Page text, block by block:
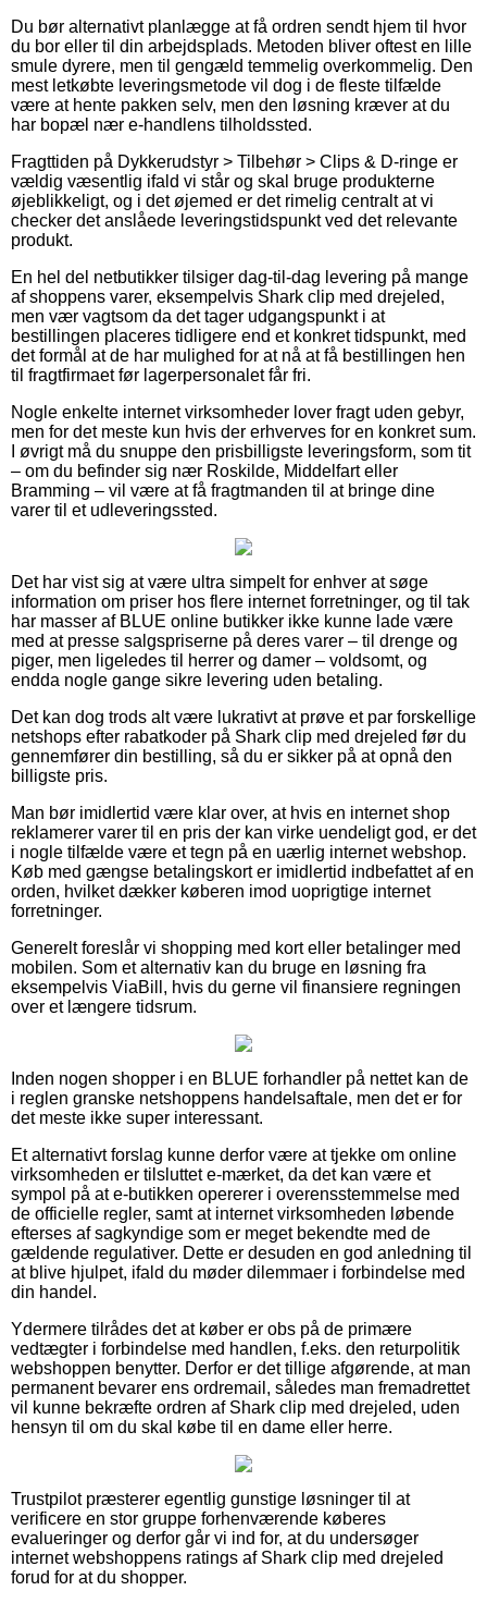
Du bør alternativt planlægge at få ordren sendt hjem til hvor
du bor eller til din arbejdsplads. Metoden bliver oftest en lille
smule dyrere, men til gengæld temmelig overkommelig. Den
mest letkøbte leveringsmetode vil dog i de fleste tilfælde
være at hente pakken selv, men den løsning kræver at du
har bopæl nær e-handlens tilholdssted.
Fragttiden på Dykkerudstyr > Tilbehør > Clips & D-ringe er
vældig væsentlig ifald vi står og skal bruge produkterne
øjeblikkeligt, og i det øjemed er det rimelig centralt at vi
checker det anslåede leveringstidspunkt ved det relevante
produkt.
En hel del netbutikker tilsiger dag-til-dag levering på mange
af shoppens varer, eksempelvis Shark clip med drejeled,
men vær vagtsom da det tager udgangspunkt i at
bestillingen placeres tidligere end et konkret tidspunkt, med
det formål at de har mulighed for at nå at få bestillingen hen
til fragtfirmaet før lagerpersonalet får fri.
Nogle enkelte internet virksomheder lover fragt uden gebyr,
men for det meste kun hvis der erhverves for en konkret sum.
I øvrigt må du snuppe den prisbilligste leveringsform, som tit
– om du befinder sig nær Roskilde, Middelfart eller
Bramming – vil være at få fragtmanden til at bringe dine
varer til et udleveringssted.
Det har vist sig at være ultra simpelt for enhver at søge
information om priser hos flere internet forretninger, og til tak
har masser af BLUE online butikker ikke kunne lade være
med at presse salgspriserne på deres varer – til drenge og
piger, men ligeledes til herrer og damer – voldsomt, og
endda nogle gange sikre levering uden betaling.
Det kan dog trods alt være lukrativt at prøve et par forskellige
netshops efter rabatkoder på Shark clip med drejeled før du
gennemfører din bestilling, så du er sikker på at opnå den
billigste pris.
Man bør imidlertid være klar over, at hvis en internet shop
reklamerer varer til en pris der kan virke uendeligt god, er det
i nogle tilfælde være et tegn på en uærlig internet webshop.
Køb med gængse betalingskort er imidlertid indbefattet af en
orden, hvilket dækker køberen imod uoprigtige internet
forretninger.
Generelt foreslår vi shopping med kort eller betalinger med
mobilen. Som et alternativ kan du bruge en løsning fra
eksempelvis ViaBill, hvis du gerne vil finansiere regningen
over et længere tidsrum.
Inden nogen shopper i en BLUE forhandler på nettet kan de
i reglen granske netshoppens handelsaftale, men det er for
det meste ikke super interessant.
Et alternativt forslag kunne derfor være at tjekke om online
virksomheden er tilsluttet e-mærket, da det kan være et
sympol på at e-butikken opererer i overensstemmelse med
de officielle regler, samt at internet virksomheden løbende
efterses af sagkyndige som er meget bekendte med de
gældende regulativer. Dette er desuden en god anledning til
at blive hjulpet, ifald du møder dilemmaer i forbindelse med
din handel.
Ydermere tilrådes det at køber er obs på de primære
vedtægter i forbindelse med handlen, f.eks. den returpolitik
webshoppen benytter. Derfor er det tillige afgørende, at man
permanent bevarer ens ordremail, således man fremadrettet
vil kunne bekræfte ordren af Shark clip med drejeled, uden
hensyn til om du skal købe til en dame eller herre.
Trustpilot præsterer egentlig gunstige løsninger til at
verificere en stor gruppe forhenværende køberes
evalueringer og derfor går vi ind for, at du undersøger
internet webshoppens ratings af Shark clip med drejeled
forud for at du shopper.